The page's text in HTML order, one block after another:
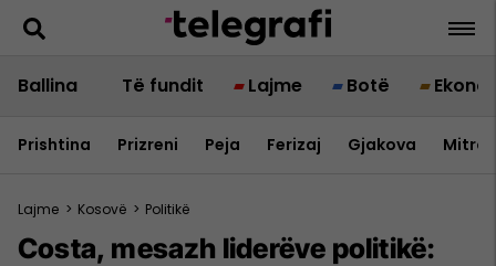
Ballina Të fundit Lajme Botë
Prishtina Prizreni Peja Ferizaj Gjakova
Lajme > Kosovë > Politikë
Costa, mesazh liderëve politikë: